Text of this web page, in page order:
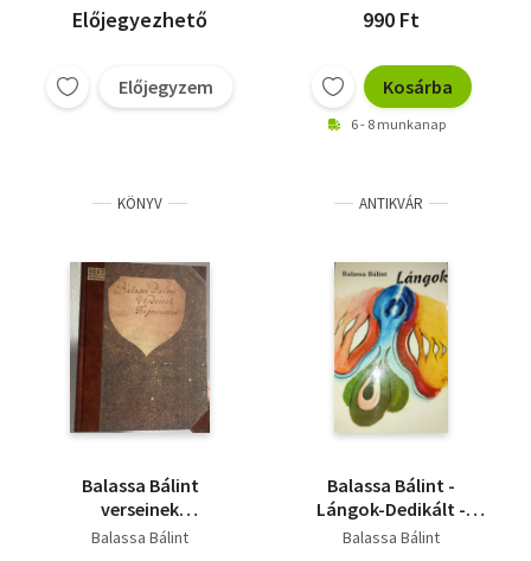
Előjegyezhető
Előjegyzem
990 Ft
Kosárba
6 - 8 munkanap
KÖNYV
Balassa Bálint
verseinek
fragmentumai Balassa
Balassa Bálint
ANTIKVÁR
Balassa Bálint -
Lángok-Dedikált -
Dedikált
Balassa Bálint